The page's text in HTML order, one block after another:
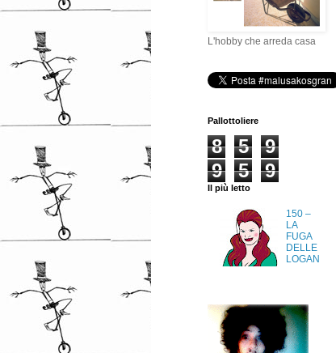
L'hobby che arreda casa
Pallottoliere
8 5
9
9
5 9
Il più letto
150 –
LA
FUGA
DELLE
LOGAN